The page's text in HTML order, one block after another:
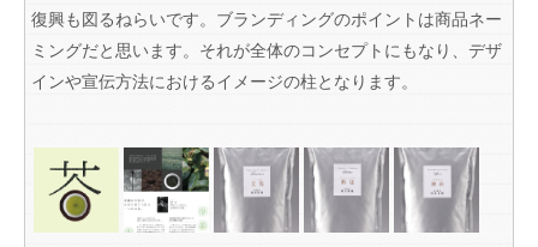
復興も図るねらいです。ブランディングのポイントは商品ネー
ミングだと思います。それが全体のコンセプトにもなり、デザ
インや宣伝方法におけるイメージの柱となります。